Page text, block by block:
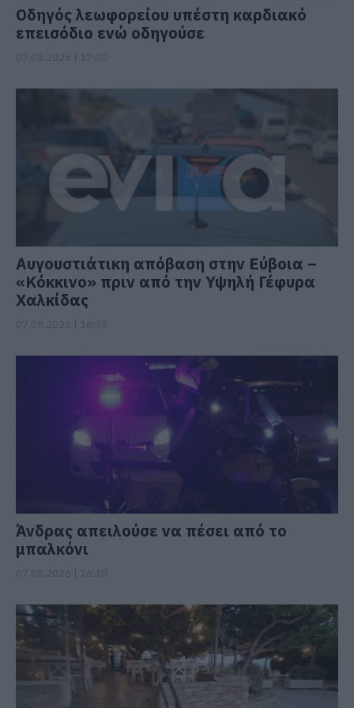
Οδηγός λεωφορείου υπέστη καρδιακό
επεισόδιο ενώ οδηγούσε
Αυγουστιάτικη απόβαση στην Εύβοια –
«Κόκκινο» πριν από την Υψηλή Γέφυρα
Χαλκίδας
Άνδρας απειλούσε να πέσει από το
μπαλκόνι